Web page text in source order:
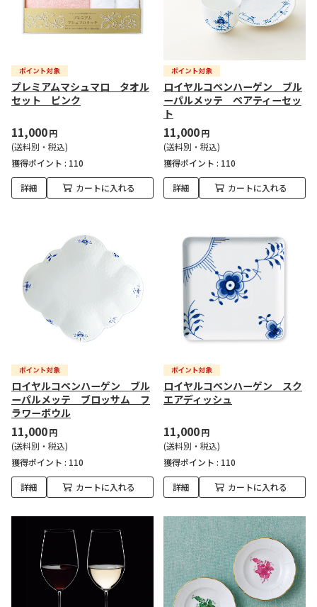
プレミアムマシュマロ タオル
セット ピンク
11,000円
(送料別・税込)
獲得ポイント : 110
詳細 カートに入れる
ロイヤルコペンハーゲン ブル
ーパルメッテ ペアティーセッ
ト
11,000円
(送料別・税込)
獲得ポイント : 110
詳細 カートに入れる
ロイヤルコペンハーゲン ブル
ーパルメッテ ブロッサム フ
ラワーボウル
11,000円
(送料別・税込)
獲得ポイント : 110
詳細 カートに入れる
ロイヤルコペンハーゲン スク
エアディッシュ
11,000円
(送料別・税込)
獲得ポイント : 110
詳細 カートに入れる